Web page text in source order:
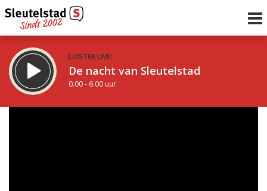
LUISTER LIVE:
De nacht van Sleutelstad
0.00 - 6.00 uur